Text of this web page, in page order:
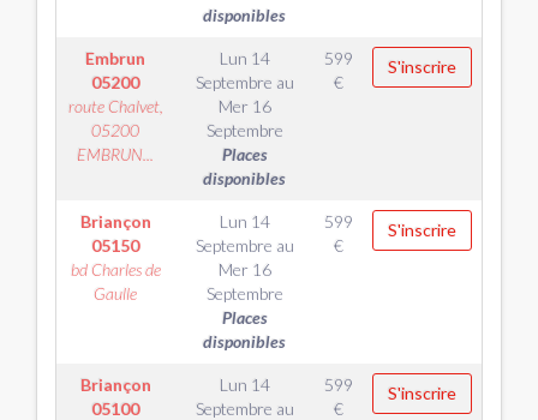
disponibles
Embrun
05200
route Chalvet,
05200
EMBRUN...
Lun 14
Septembre au
Mer 16
Septembre
Places
disponibles
599
€
S'inscrire
Briançon
05150
bd Charles de
Gaulle
Lun 14
Septembre au
Mer 16
Septembre
Places
disponibles
599
€
S'inscrire
Briançon
05100
Lun 14
Septembre au
599
€
S'inscrire